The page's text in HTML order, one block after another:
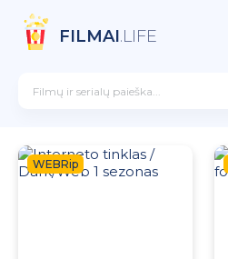
FILMAI.LIFE
WEBRip